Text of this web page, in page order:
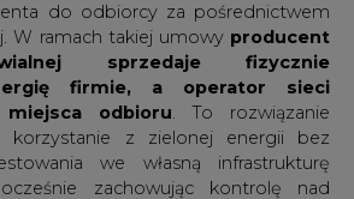
do odbiorcy za pośrednictwem
W ramach takiej umowy producent
sprzedaje fizycznie
firmie, a operator sieci
odbioru . To rozwiązanie
korzystanie z zielonej energii bez
we własną infrastrukturę
zachowując kontrolę nad